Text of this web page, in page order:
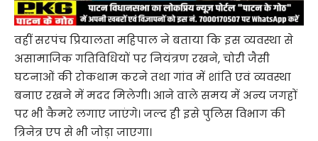
वहीं सरपंच प्रियालता महिपाल ने बताया कि इस व्यवस्था से
असामाजिक गतिविधियों पर नियंत्रण रखने, चोरी जैसी
घटनाओं की रोकथाम करने तथा गांव में शांति एवं व्यवस्था
बनाए रखने में मदद मिलेगी। आने वाले समय में अन्य जगहों
पर भी कैमरे लगाए जाएंगे। जल्द ही इसे पुलिस विभाग की
त्रिनेत्र एप से भी जोड़ा जाएगा।